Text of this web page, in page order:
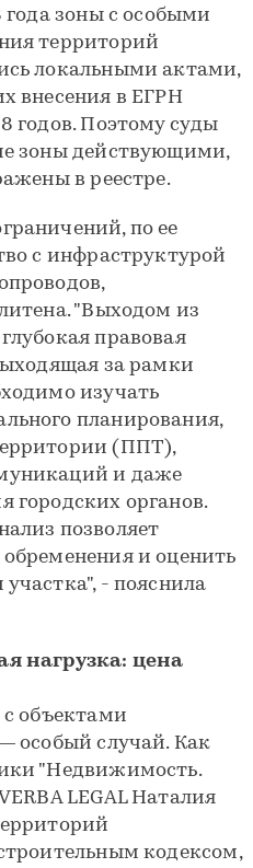
года зоны с особыми
территорий
локальными актами,
внесения в ЕГРН
годов. Поэтому суды
зоны действующими,
в реестре.
по ее
с инфраструктурой
"Выходом из
правовая
за рамки
изучать
планирования,
(ППТ),
и даже
городских органов.
позволяет
и оценить
- пояснила
нагрузка: цена
объектами
особый случай. Как
"Недвижимость.
LEGAL Наталия
кодексом,